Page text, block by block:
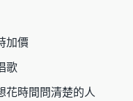
加價
歌
花時間問清楚的人